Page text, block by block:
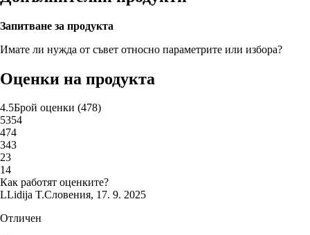
Запитване за продукта
Имате ли нужда от съвет относно параметрите или избора?
Оценки на продукта
4.5Брой оценки (478)
5354
474
343
23
14
Как работят оценките?
LLidija T.Словения, 17. 9. 2025
Отличен